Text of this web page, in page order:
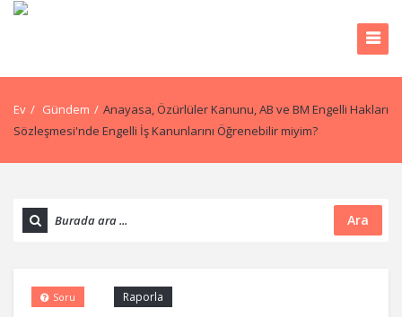
Ev / Gündem / Anayasa, Özürlüler Kanunu, AB ve BM Engelli Hakları
Sözleşmesi'nde Engelli İş Kanunlarını Öğrenebilir miyim?
Ara
Raporla
Soru